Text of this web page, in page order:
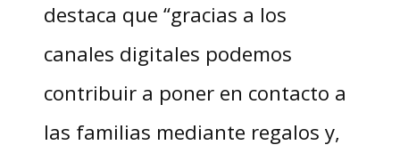
destaca que “gracias a los
canales digitales podemos
contribuir a poner en contacto a
las familias mediante regalos y,